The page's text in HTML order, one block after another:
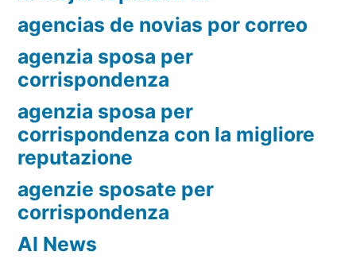
agencias de novias por correo
agenzia sposa per
corrispondenza
agenzia sposa per
corrispondenza con la migliore
reputazione
agenzie sposate per
corrispondenza
AI News